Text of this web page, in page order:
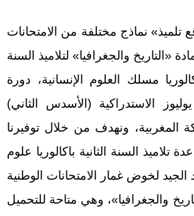
تلميذ» نماذج مختلفة من الامتحانات
«التاريخ والجغرافيا» لتلاميذ السنة
مسلك العلوم الإنسانية، دورة
الاستدراكية (الأسدس الثاني)
المغربية، ونهدف من خلال توفيرنا
تلاميذ السنة الثانية باكالوريا علوم
الجيد لخوض غمار الامتحانات الوطنية
والجغرافيا»، وهي متاحة للتحميل